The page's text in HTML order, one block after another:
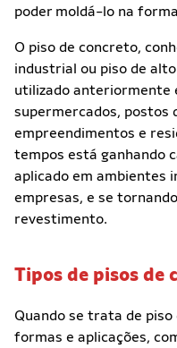
poder moldá-lo na
O piso de concreto,
industrial ou piso de
utilizado anteriormente
supermercados, postos
empreendimentos e
tempos está ganhando
aplicado em ambientes
empresas, e se
revestimento.
Tipos de pisos de
Quando se trata de piso
formas e aplicações,